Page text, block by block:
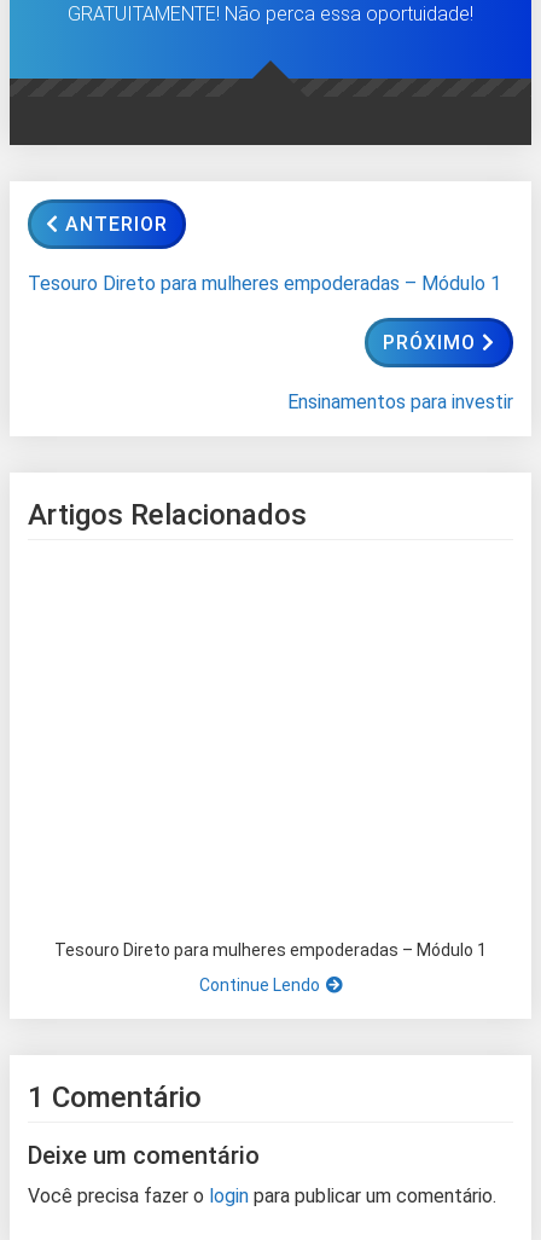
GRATUITAMENTE! Não perca essa oportuidade!
ANTERIOR
Tesouro Direto para mulheres empoderadas – Módulo 1
PRÓXIMO
Ensinamentos para investir
Artigos Relacionados
Tesouro Direto para mulheres empoderadas – Módulo 1
Continue Lendo
1 Comentário
Deixe um comentário
Você precisa fazer o login para publicar um comentário.